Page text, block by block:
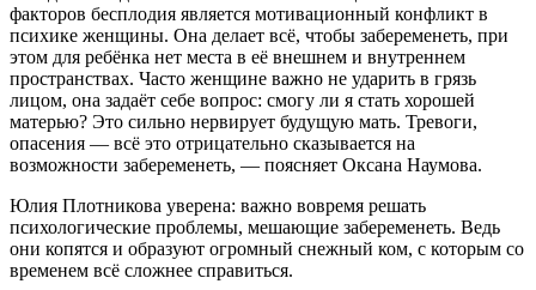
факторов бесплодия является мотивационный конфликт в
психике женщины. Она делает всё, чтобы забеременеть, при
этом для ребёнка нет места в её внешнем и внутреннем
пространствах. Часто женщине важно не ударить в грязь
лицом, она задаёт себе вопрос: смогу ли я стать хорошей
матерью? Это сильно нервирует будущую мать. Тревоги,
опасения — всё это отрицательно сказывается на
возможности забеременеть, — поясняет Оксана Наумова.
Юлия Плотникова уверена: важно вовремя решать
психологические проблемы, мешающие забеременеть. Ведь
они копятся и образуют огромный снежный ком, с которым со
временем всё сложнее справиться.